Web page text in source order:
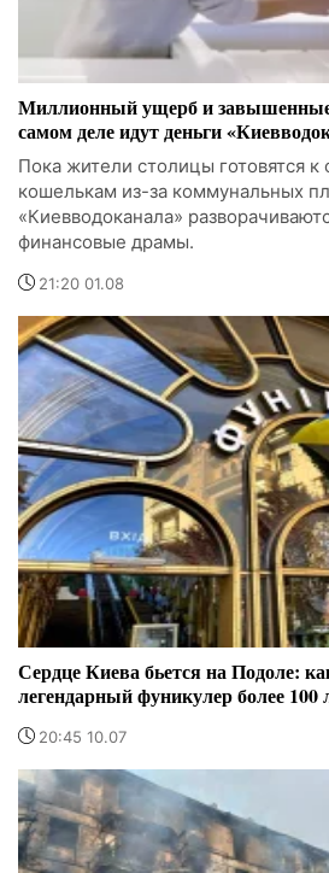
Миллионный ущерб и завышенные
самом деле идут деньги
Пока жители столицы готовятся
кошелькам из-за коммунальных
«Киевводоканала»
финансовые драмы.
21:20 01.08
Сердце Киева бьется на Подоле:
легендарный фуникулер более 100
20:45 10.07